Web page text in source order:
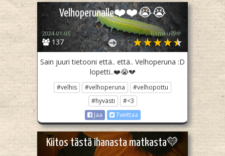
Velhoperunalle❤️❤️😭😭
137
2024-01-05 Ronsku😻🫶
Sain juuri tietooni että.. että.. Velhoperuna :D
lopetti..❤️😭💔
#velhis #velhoperuna
#velhopottu
#hyvästi
#<3
Jaa
Twiittaa
Kiitos tästä ihanasta matkasta💛